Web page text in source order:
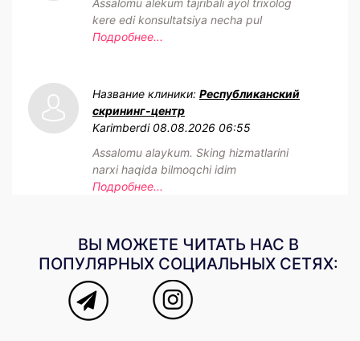
Assalomu alekum tajribali ayol trixolog
kere edi konsultatsiya necha pul
Подробнее...
Название клиники: Республиканский
скрининг-центр
Karimberdi 08.08.2026 06:55
Assalomu alaykum. Sking hizmatlarini
narxi haqida bilmoqchi idim
Подробнее...
ВЫ МОЖЕТЕ ЧИТАТЬ НАС В
ПОПУЛЯРНЫХ СОЦИАЛЬНЫХ СЕТЯХ: